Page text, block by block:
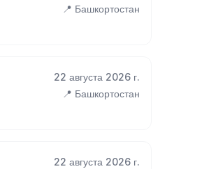
📍 Башкортостан
22 августа 2026 г.
📍 Башкортостан
22 августа 2026 г.